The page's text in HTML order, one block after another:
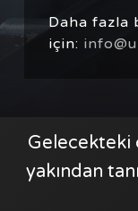
Daha fazla
için:
Gelecekteki
yakından